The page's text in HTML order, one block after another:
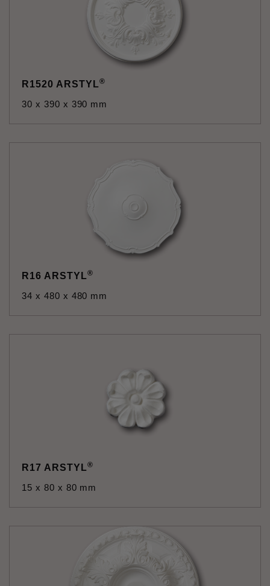
R1520 ARSTYL®
30 x 390 x 390 mm
R16 ARSTYL®
34 x 480 x 480 mm
R17 ARSTYL®
15 x 80 x 80 mm